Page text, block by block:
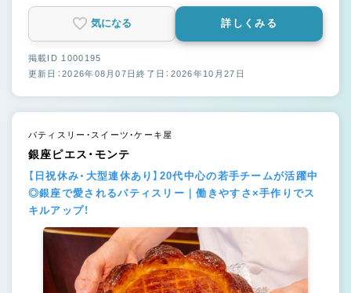
気になる 詳しくみる
掲載ID 1000195
更新日：2026年08月07日終了日：2026年10月27日
パティスリー・スイーツ・ケーキ屋
銀座ピエス・モンテ
【日祝休み・大型連休あり】20代中心の若手チームが活躍中
◎銀座で愛されるパティスリー｜働きやすさ×手作りでス
キルアップ！